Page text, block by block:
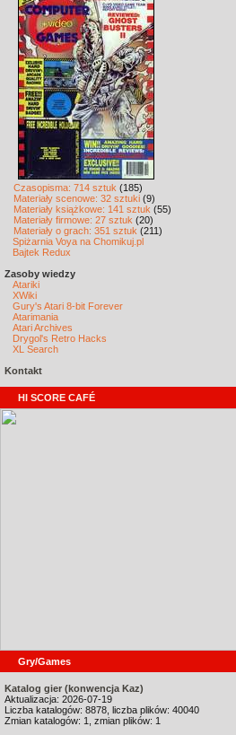
Czasopisma: 714 sztuk (185)
Materiały scenowe: 32 sztuki (9)
Materiały książkowe: 141 sztuk (55)
Materiały firmowe: 27 sztuk (20)
Materiały o grach: 351 sztuk (211)
Spiżarnia Voya na Chomikuj.pl
Bajtek Redux
Zasoby wiedzy
Atariki
XWiki
Gury's Atari 8-bit Forever
Atarimania
Atari Archives
Drygol's Retro Hacks
XL Search
Kontakt
HI SCORE CAFÉ
Gry/Games
Katalog gier (konwencja Kaz)
Aktualizacja: 2026-07-19
Liczba katalogów: 8878, liczba plików: 40040
Zmian katalogów: 1, zmian plików: 1